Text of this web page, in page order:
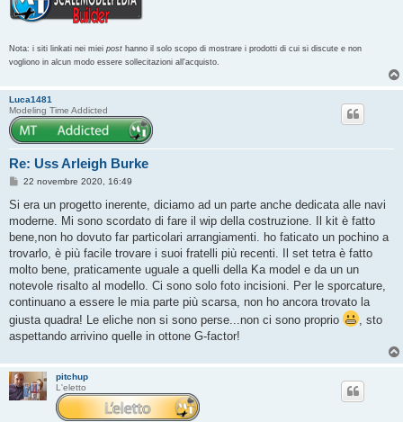
Nota: i siti linkati nei miei post hanno il solo scopo di mostrare i prodotti di cui si discute e non
vogliono in alcun modo essere sollecitazioni all'acquisto.
Luca1481
Modeling Time Addicted
Re: Uss Arleigh Burke
M
a
g
i
o
22 novembre 2020, 16:49
Si era un progetto inerente, diciamo ad un parte anche dedicata alle navi
moderne. Mi sono scordato di fare il wip della costruzione. Il kit è fatto
bene,non ho dovuto far particolari arrangiamenti. ho faticato un pochino a
trovarlo, è più facile trovare i suoi fratelli più recenti. Il set tetra è fatto
molto bene, praticamente uguale a quelli della Ka model e da un un
notevole risalto al modello. Ci sono solo foto incisioni. Per le sporcature,
continuano a essere le mia parte più scarsa, non ho ancora trovato la
giusta quadra! Le eliche non si sono perse...non ci sono proprio
, sto
aspettando arrivino quelle in ottone G-factor!
pitchup
L'eletto